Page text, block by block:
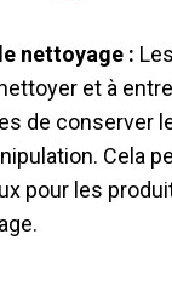
nettoyage :
et à
de conserver
Cela
pour les